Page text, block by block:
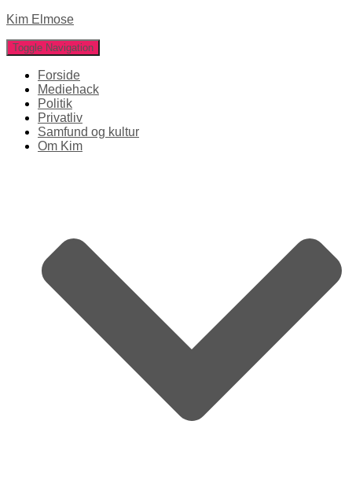
Kim Elmose
Toggle Navigation
Forside
Mediehack
Politik
Privatliv
Samfund og kultur
Om Kim